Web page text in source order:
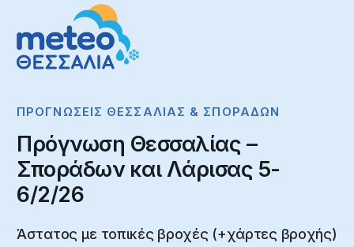
ΠΡΟΓΝΏΣΕΙΣ ΘΕΣΣΑΛΊΑΣ & ΣΠΟΡΆΔΩΝ
Πρόγνωση Θεσσαλίας –
Σποράδων και Λάρισας 5-
6/2/26
Άστατος με τοπικές βροχές (+χάρτες βροχής)